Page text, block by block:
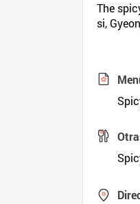
The
si,